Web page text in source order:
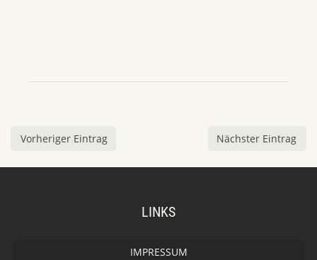
Vorheriger Eintrag Nächster Eintrag
LINKS
IMPRESSUM